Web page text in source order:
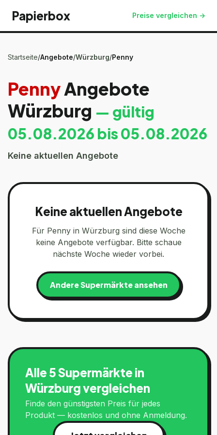
Papierbox Preise vergleichen →
Startseite/Angebote/Würzburg/Penny
PennyAngebote
Würzburg — gültig
05.08.2026 bis05.08.2026
Keine aktuellen Angebote
Keine aktuellen Angebote
Für Pennyin Würzburg sind diese Woche
keine Angebote verfügbar. Bitte schaue
nächste Woche wieder vorbei.
Andere Supermärkte ansehen
Alle 5 Supermärkte in
Würzburgvergleichen
Finde den günstigsten Preis für jedes
Produkt — kostenlos und ohne Anmeldung.